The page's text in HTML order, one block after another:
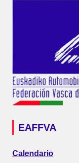
EAFFVA
Calendario